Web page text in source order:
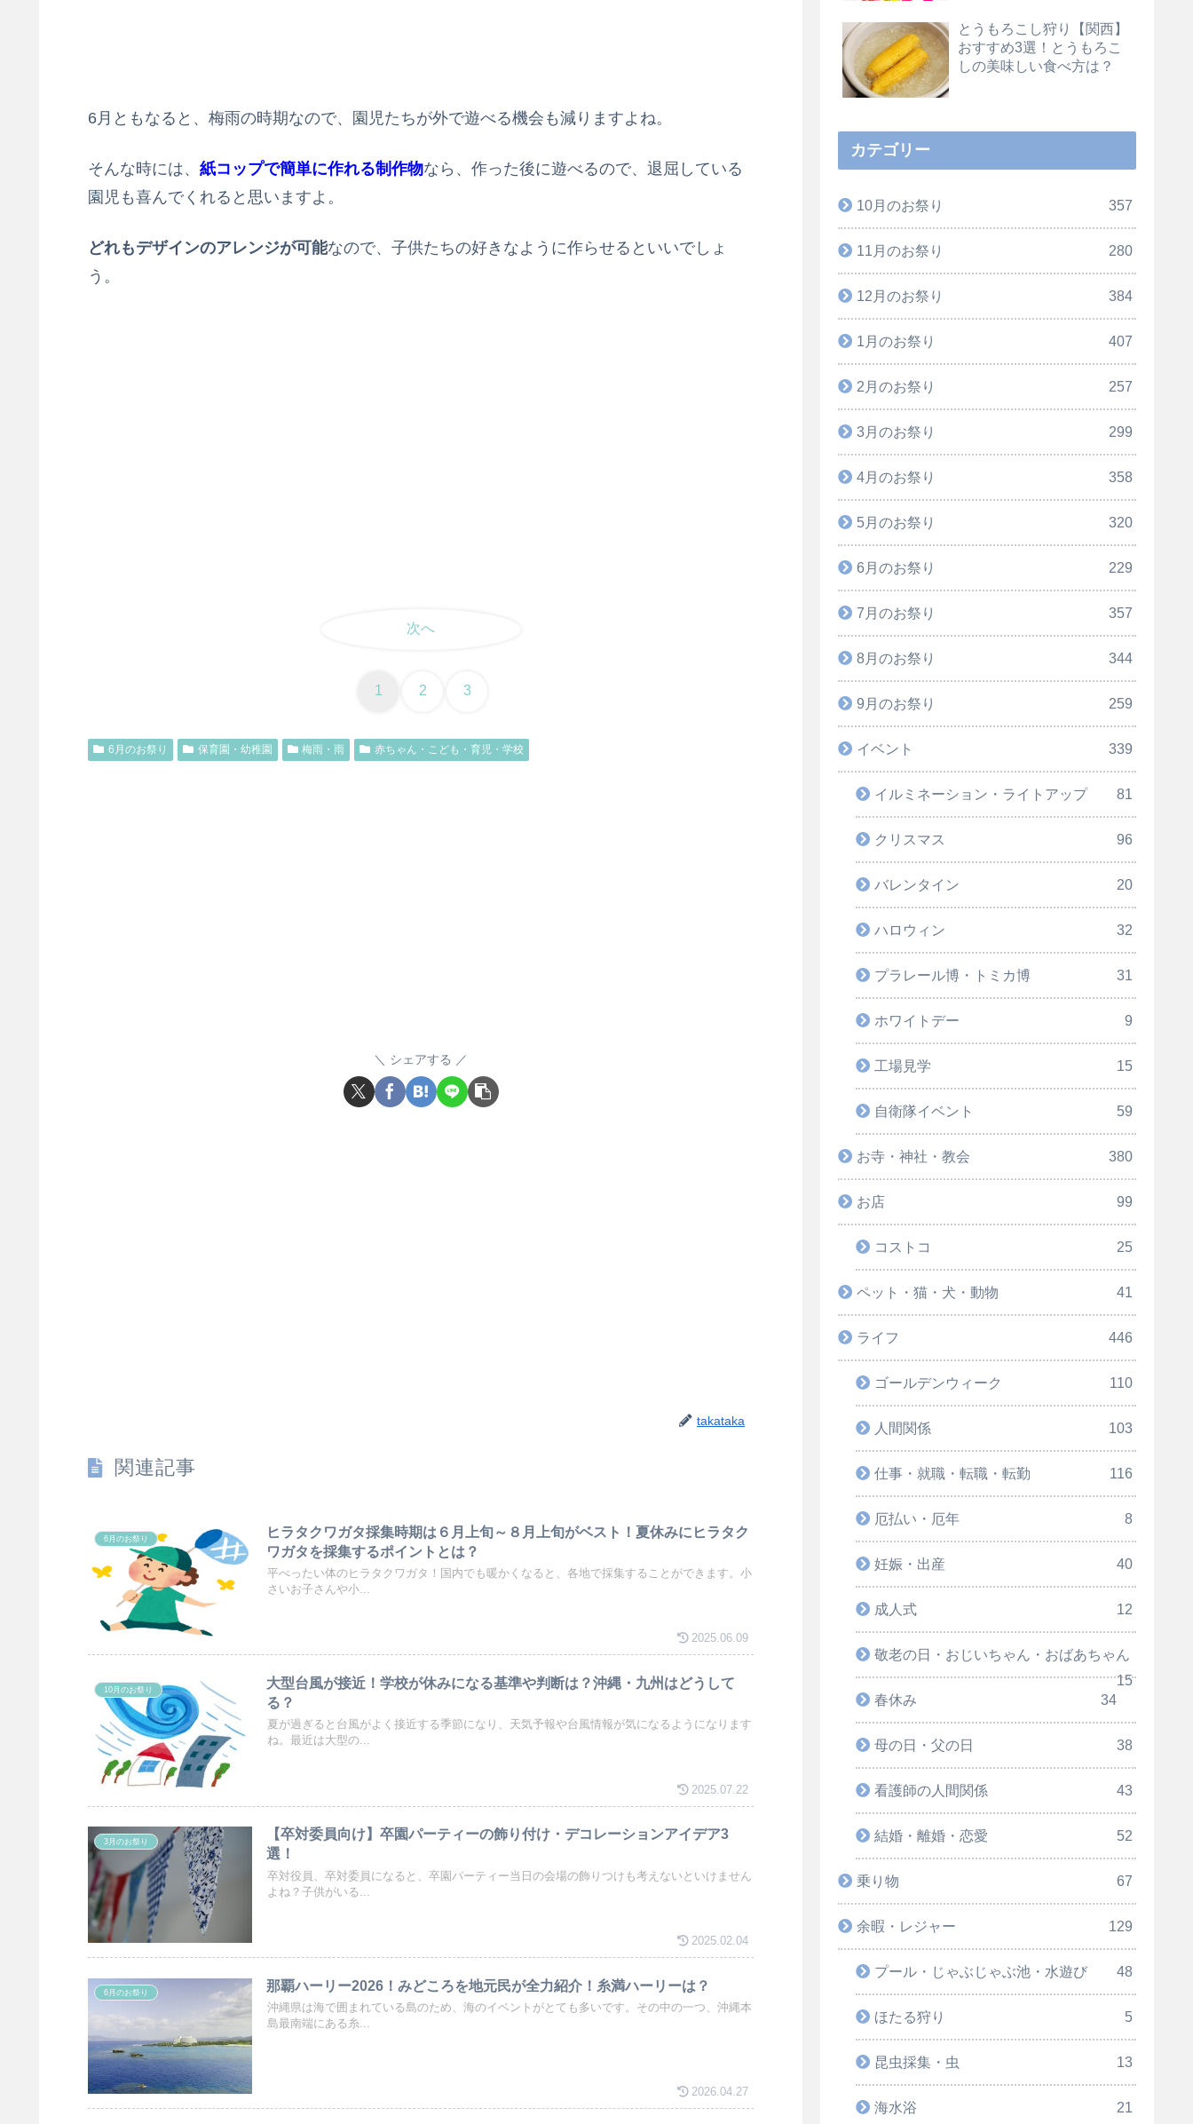
6月ともなると、梅雨の時期なので、園児たちが外で遊べる機会も減りますよね。
そんな時には、 紙コップで簡単に作れる制作物なら、作った後に遊べるので、退屈している
園児も喜んでくれると思いますよ。
どれもデザインのアレンジが可能なので、子供たちの好きなように作らせるといいでしょ
う。
次へ
1 2 3
6月のお祭り 保育園・幼稚園 梅雨・雨 赤ちゃん・こども・育児・学校
シェアする
takataka
関連記事
6月のお祭り
ヒラタクワガタ採集時期は６月上旬～８月上旬がベスト！夏休みにヒラタク
ワガタを採集するポイントとは？
平べったい体のヒラタクワガタ！国内でも暖かくなると、各地で採集することができます。小
さいお子さんや小...
2025.06.09
10月のお祭り
大型台風が接近！学校が休みになる基準や判断は？沖縄・九州はどうして
る？
夏が過ぎると台風がよく接近する季節になり、天気予報や台風情報が気になるようになります
ね。最近は大型の...
2025.07.22
3月のお祭り
【卒対委員向け】卒園パーティーの飾り付け・デコレーションアイデア3
選！
卒対役員、卒対委員になると、卒園パーティー当日の会場の飾りつけも考えないといけません
よね？子供がいる...
2025.02.04
6月のお祭り 那覇ハーリー2026！みどころを地元民が全力紹介！糸満ハーリーは？
沖縄県は海で囲まれている島のため、海のイベントがとても多いです。その中の一つ、沖縄本
島最南端にある糸...
2026.04.27
とうもろこし狩り【関西】
おすすめ3選！とうもろこ
しの美味しい食べ方は？
カテゴリー
10月のお祭り 357
11月のお祭り 280
12月のお祭り 384
1月のお祭り 407
2月のお祭り 257
3月のお祭り 299
4月のお祭り 358
5月のお祭り 320
6月のお祭り 229
7月のお祭り 357
8月のお祭り 344
9月のお祭り 259
イベント 339
イルミネーション・ライトアップ 81
クリスマス 96
バレンタイン 20
ハロウィン 32
プラレール博・トミカ博 31
ホワイトデー 9
工場見学 15
自衛隊イベント 59
お寺・神社・教会 380
お店 99
コストコ 25
ペット・猫・犬・動物 41
ライフ 446
ゴールデンウィーク 110
人間関係 103
仕事・就職・転職・転勤 116
厄払い・厄年 8
妊娠・出産 40
成人式 12
敬老の日・おじいちゃん・おばあちゃん
15
春休み
34
母の日・父の日 38
看護師の人間関係 43
結婚・離婚・恋愛 52
乗り物 67
余暇・レジャー 129
プール・じゃぶじゃぶ池・水遊び 48
ほたる狩り 5
昆虫採集・虫 13
海水浴 21